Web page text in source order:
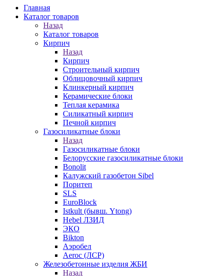
Главная
Каталог товаров
Назад
Каталог товаров
Кирпич
Назад
Кирпич
Строительный кирпич
Облицовочный кирпич
Клинкерный кирпич
Керамические блоки
Теплая керамика
Силикатный кирпич
Печной кирпич
Газосиликатные блоки
Назад
Газосиликатные блоки
Белорусские газосиликатные блоки
Bonolit
Калужский газобетон Sibel
Поритеп
SLS
EuroBlock
Istkult (бывш. Ytong)
Hebel ЛЗИД
ЭКО
Bikton
Аэробел
Aeroc (ЛСР)
Железобетонные изделия ЖБИ
Назад